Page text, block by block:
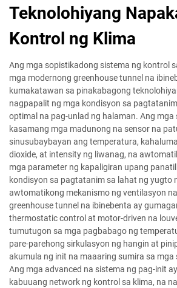
Teknolohiyang
Kontrol ng Klima
Ang mga sopistikadong sistema ng kontrol
mga modernong greenhouse tunnel na
kumakatawan sa pinakabagong
nagpapalit ng mga kondisyon sa
optimal na pag-unlad ng halaman. Ang
kasamang mga madunong na sensor na
sinusubaybayan ang temperatura,
dioxide, at intensity ng liwanag, na
mga parameter ng kapaligiran upang
kondisyon sa pagtatanim sa lahat ng yugto
awtomatikong mekanismo ng ventilasyon
greenhouse tunnel na ibinebenta ay
thermostatic control at motor-driven na
tumutugon sa mga pagbabago ng
pare-parehong sirkulasyon ng hangin at
akumula ng init na maaaring sumira sa
Ang mga advanced na sistema ng pag-init
kabuuang network ng kontrol sa klima, na